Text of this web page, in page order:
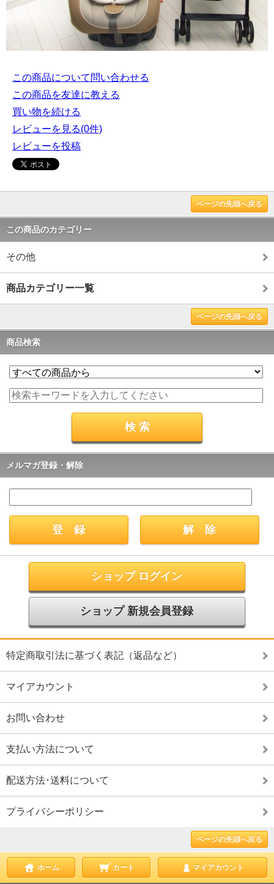
この商品について問い合わせる
この商品を友達に教える
買い物を続ける
レビューを見る(0件)
レビューを投稿
ページの先頭へ戻る
この商品のカテゴリー
その他
商品カテゴリー一覧
ページの先頭へ戻る
商品検索
メルマガ登録・解除
ショップ ログイン
ショップ 新規会員登録
特定商取引法に基づく表記（返品など）
マイアカウント
お問い合わせ
支払い方法について
配送方法･送料について
プライバシーポリシー
ページの先頭へ戻る
ホーム カート マイアカウント